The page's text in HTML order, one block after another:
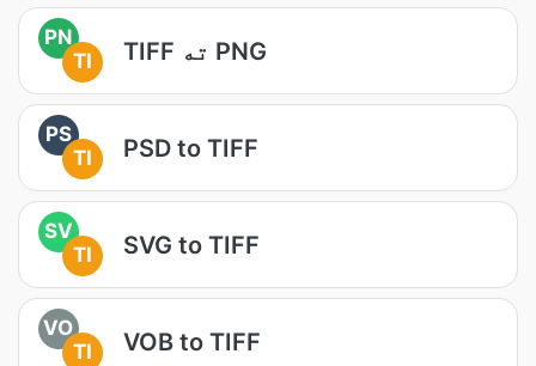
PN
TI
TIFF ته PNG
PS
TI
PSD to TIFF
SV
TI
SVG to TIFF
VO
TI
VOB to TIFF